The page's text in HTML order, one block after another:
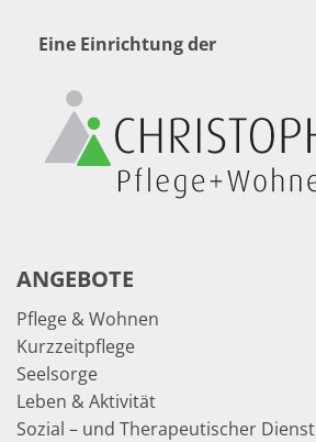
Eine Einrichtung der
ANGEBOTE
Pflege & Wohnen
Kurzzeitpflege
Seelsorge
Leben & Aktivität
Sozial – und Therapeutischer Dienst